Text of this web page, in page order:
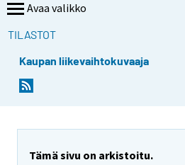
Avaa valikko
TILASTOT
Kaupan liikevaihtokuvaaja
Tämä sivu on arkistoitu.